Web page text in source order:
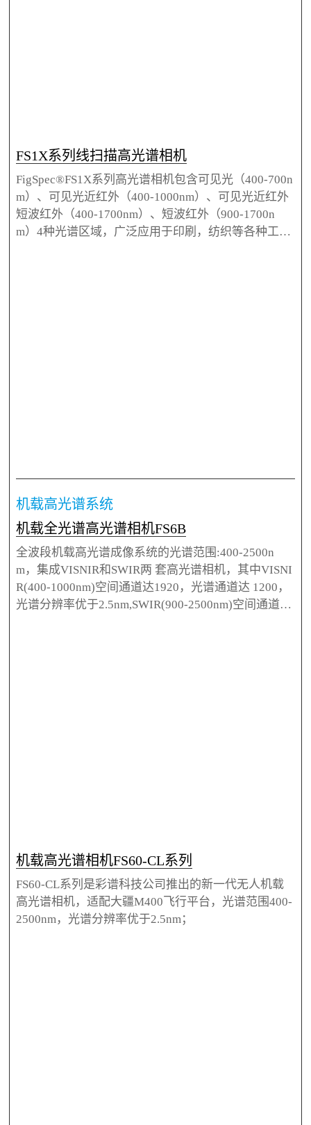
FS1X系列线扫描高光谱相机
FigSpec®FS1X系列高光谱相机包含可见光（400-700n
m）、可见光近红外（400-1000nm）、可见光近红外
短波红外（400-1700nm）、短波红外（900-1700n
m）4种光谱区域，广泛应用于印刷，纺织等各种工业
机载高光谱系统
机载全光谱高光谱相机FS6B
全波段机载高光谱成像系统的光谱范围:400-2500n
m，集成VISNIR和SWIR两 套高光谱相机，其中VISNI
R(400-1000nm)空间通道达1920，光谱通道达 1200，
光谱分辨率优于2.5nm,SWIR(900-2500nm)空间通道达
机载高光谱相机FS60-CL系列
FS60-CL系列是彩谱科技公司推出的新一代无人机载
高光谱相机，适配大疆M400飞行平台，光谱范围400-
2500nm，光谱分辨率优于2.5nm；